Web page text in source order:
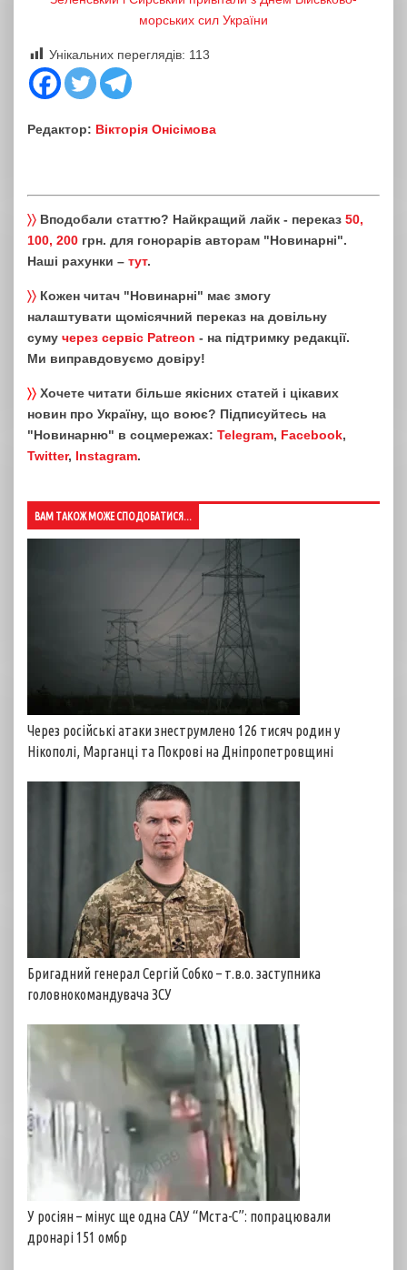
морських сил України
Унікальних переглядів: 113
Редактор: Вікторія Онісімова
〉〉 Вподобали статтю? Найкращий лайк - переказ 50,
100, 200 грн. для гонорарів авторам "Новинарні".
Наші рахунки – тут.
〉〉 Кожен читач "Новинарні" має змогу
налаштувати щомісячний переказ на довільну
суму через сервіс Patreon - на підтримку редакції.
Ми виправдовуємо довіру!
〉〉 Хочете читати більше якісних статей і цікавих
новин про Україну, що воює? Підписуйтесь на
"Новинарню" в соцмережах: Telegram, Facebook,
Twitter, Instagram.
ВАМ ТАКОЖ МОЖЕ СПОДОБАТИСЯ...
Через російські атаки знеструмлено 126 тисяч родин у
Нікополі, Марганці та Покрові на Дніпропетровщині
Бригадний генерал Сергій Собко – т.в.о. заступника
головнокомандувача ЗСУ
У росіян – мінус ще одна САУ “Мста-С”: попрацювали
дронарі 151 омбр